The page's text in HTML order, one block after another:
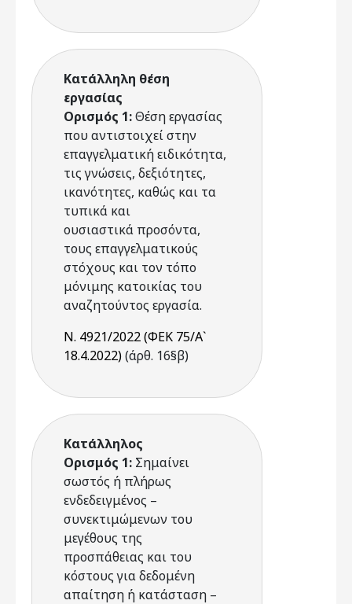
Κατάλληλη θέση
εργασίας
Ορισμός 1:Θέση εργασίας
που αντιστοιχεί στην
επαγγελματική ειδικότητα,
τις γνώσεις, δεξιότητες,
ικανότητες, καθώς και τα
τυπικά και
ουσιαστικά προσόντα,
τους επαγγελματικούς
στόχους και τον τόπο
μόνιμης κατοικίας του
αναζητούντος εργασία.
Ν. 4921/2022 (ΦΕΚ 75/Α`
18.4.2022)(άρθ. 16§β)
Κατάλληλος
Ορισμός 1: Σημαίνει
σωστός ή πλήρως
ενδεδειγμένος –
συνεκτιμώμενων του
μεγέθους της
προσπάθειας και του
κόστους για δεδομένη
απαίτηση ή κατάσταση –